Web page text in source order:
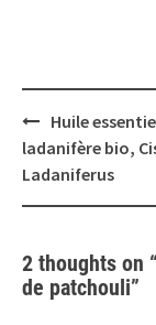
Post
navigation
Huile
ladanifère bio,
Ladaniferus
2 thoughts on “
de patchouli”